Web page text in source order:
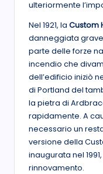
ulteriormente
Nel 1921, la Custom
danneggiata
parte delle forze
incendio che
dell’edificio iniziò
di Portland del
la pietra di
rapidamente. A
necessario un
versione della
inaugurata nel
rinnovamento.